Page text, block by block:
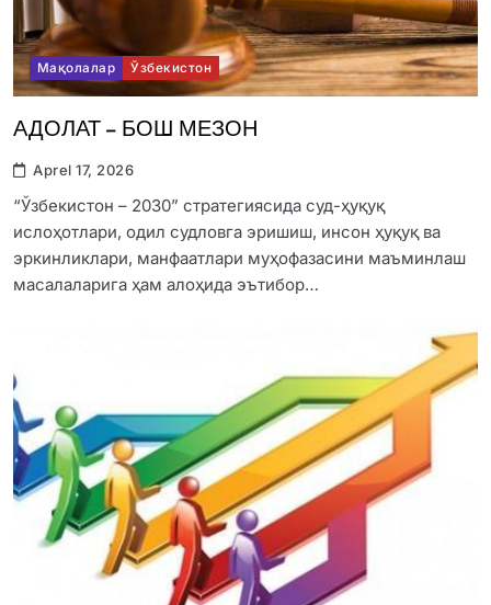
Мақолалар Ўзбекистон
АДОЛАТ – БОШ МЕЗОН
Aprel 17, 2026
“Ўзбекистон – 2030” стратегиясида суд-ҳуқуқ
ислоҳотлари, одил судловга эришиш, инсон ҳуқуқ ва
эркинликлари, манфаатлари муҳофазасини маъминлаш
масалаларига ҳам алоҳида эътибор…